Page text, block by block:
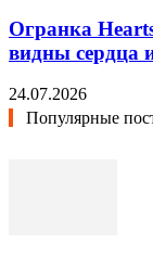
Огранка
видны сердца
24.07.2026
Популярные